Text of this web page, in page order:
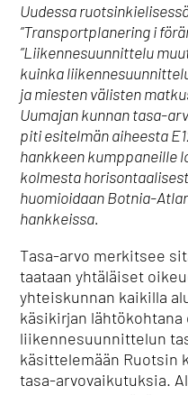
Uudessa
”Transportplanering i
”Liikennesuunnittelu
kuinka
ja miesten välisten
Uumajan kunnan tasa-
piti esitelmän aiheesta
hankkeen kumppaneille
kolmesta
huomioidaan Botnia-
hankkeissa.
Tasa-arvo merkitsee
taataan yhtäläiset
yhteiskunnan kaikilla
käsikirjan
liikennesuunnittelun
käsittelemään Ruotsin
tasa-arvovaikutuksia.